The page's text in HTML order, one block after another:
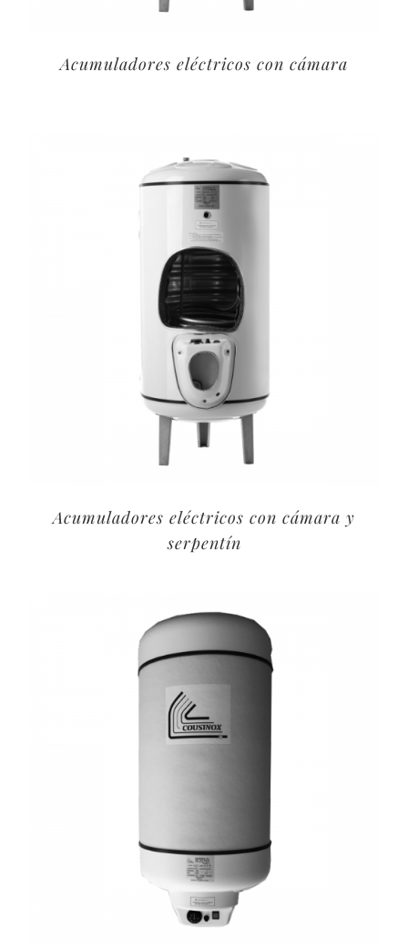
Acumuladores eléctricos con cámara
Acumuladores eléctricos con cámara y
serpentín